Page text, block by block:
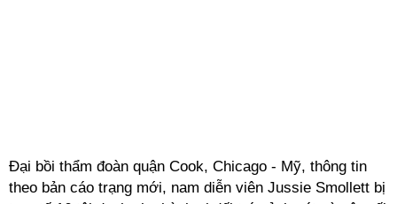
Đại bồi thẩm đoàn quận Cook, Chicago - Mỹ, thông tin
theo bản cáo trạng mới, nam diễn viên Jussie Smollett bị